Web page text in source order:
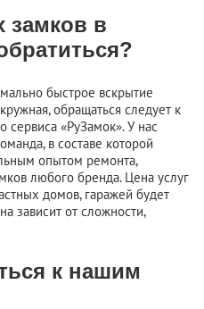
в
быстрое вскрытие
обращаться следует к
сервиса «РуЗамок». У нас
в составе которой
опытом ремонта,
любого бренда. Цена услуг
домов, гаражей будет
зависит от сложности,
к нашим